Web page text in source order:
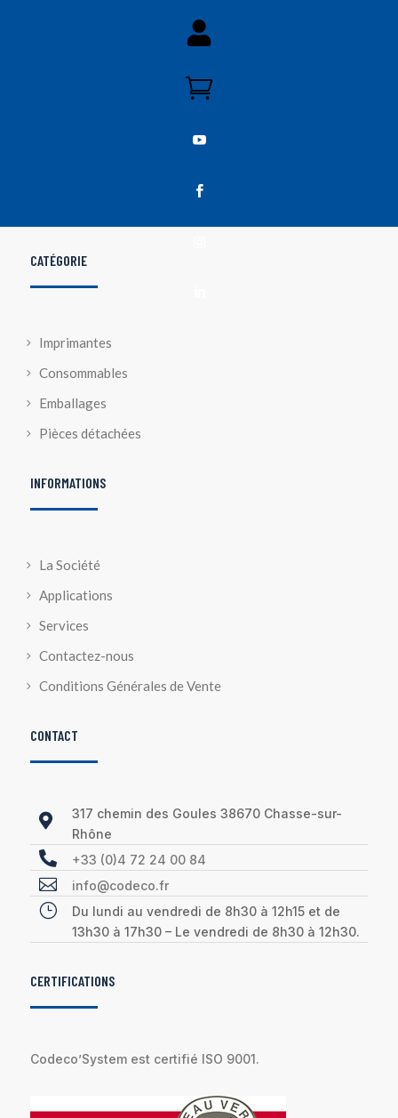




CATÉGORIE
Imprimantes
Consommables
Emballages
Pièces détachées
INFORMATIONS
La Société
Applications
Services
Contactez-nous
Conditions Générales de Vente
CONTACT

317 chemin des Goules 38670 Chasse-sur-
Rhône
 +33 (0)4 72 24 00 84
 info@codeco.fr
}
Du lundi au vendredi de 8h30 à 12h15 et de
13h30 à 17h30 – Le vendredi de 8h30 à 12h30.
CERTIFICATIONS
Codeco’System est certifié ISO 9001.